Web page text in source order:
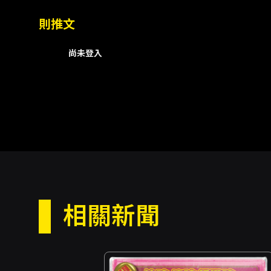
則推文
尚未登入
相關新聞